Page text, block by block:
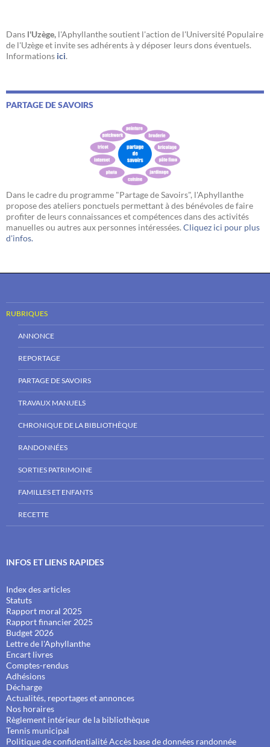
Dans l'Uzège, l'Aphyllanthe soutient l'action de l'Université Populaire
de l'Uzège et invite ses adhérents à y déposer leurs dons éventuels.
Informations ici.
PARTAGE DE SAVOIRS
Dans le cadre du programme "Partage de Savoirs", l'Aphyllanthe
propose des ateliers ponctuels permettant à des bénévoles de faire
profiter de leurs connaissances et compétences dans des activités
manuelles ou autres aux personnes intéressées. Cliquez ici pour plus
d'infos.
RUBRIQUES
ANNONCE
REPORTAGE
PARTAGE DE SAVOIRS
TRAVAUX MANUELS
CHRONIQUE DE LA BIBLIOTHÈQUE
RANDONNÉES
SORTIES PATRIMOINE
FAMILLES ET ENFANTS
RECETTE
INFOS ET LIENS RAPIDES
Index des articles
Statuts
Rapport moral 2025
Rapport financier 2025
Budget 2026
Lettre de l'Aphyllanthe
Encart livres
Comptes-rendus
Adhésions
Décharge
Actualités, reportages et annonces
Nos horaires
Règlement intérieur de la bibliothèque
Tennis municipal
Politique de confidentialitéAccès base de données randonnée